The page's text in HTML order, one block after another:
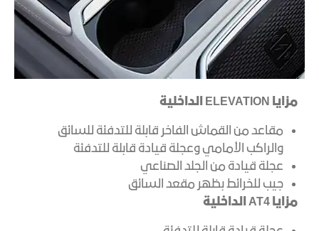
مزايا ELEVATION الداخلية
مقاعد من القماش الفاخر قابلة للتدفئة للسائق
والراكب الأمامي وعجلة قيادة قابلة للتدفئة
عجلة قيادة من الجلد الصناعي
جيب للخرائط بظهر مقعد السائق
مزايا AT4 الداخلية